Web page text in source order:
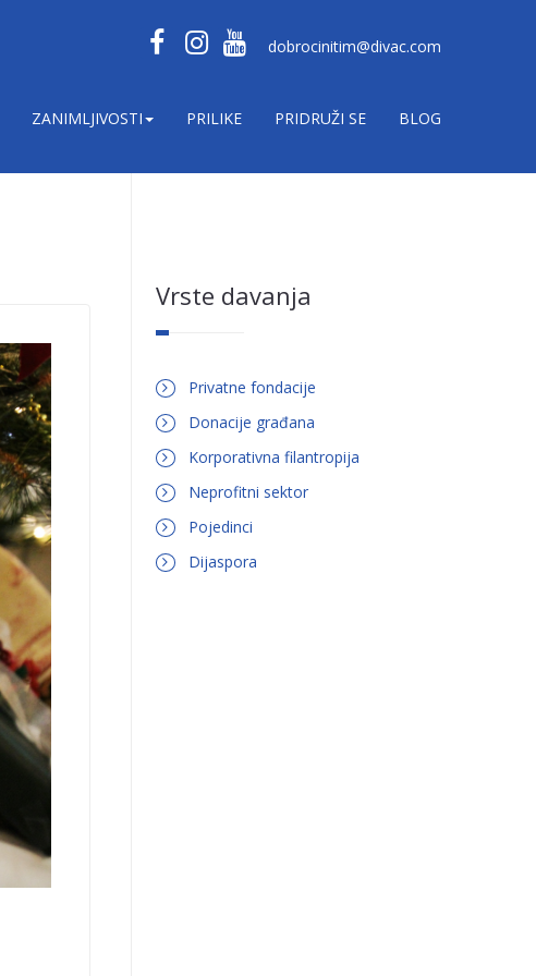
dobrocinitim@divac.com
ZANIMLJIVOSTI PRILIKE PRIDRUŽI SE BLOG
Vrste davanja
Privatne fondacije
Donacije građana
Korporativna filantropija
Neprofitni sektor
Pojedinci
Dijaspora